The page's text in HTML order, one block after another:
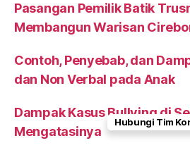
Pasangan Pemilik Batik
Membangun Warisan
Contoh, Penyebab, dan
dan Non Verbal pada Anak
Dampak Kasus Bullying di
Mengatasinya
Hubungi Tim